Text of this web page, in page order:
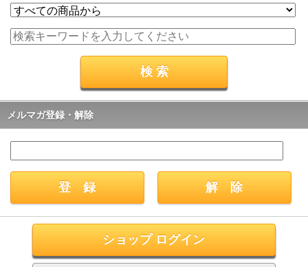
メルマガ登録・解除
ショップ ログイン